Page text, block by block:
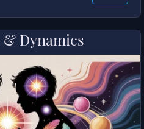
Dynamics